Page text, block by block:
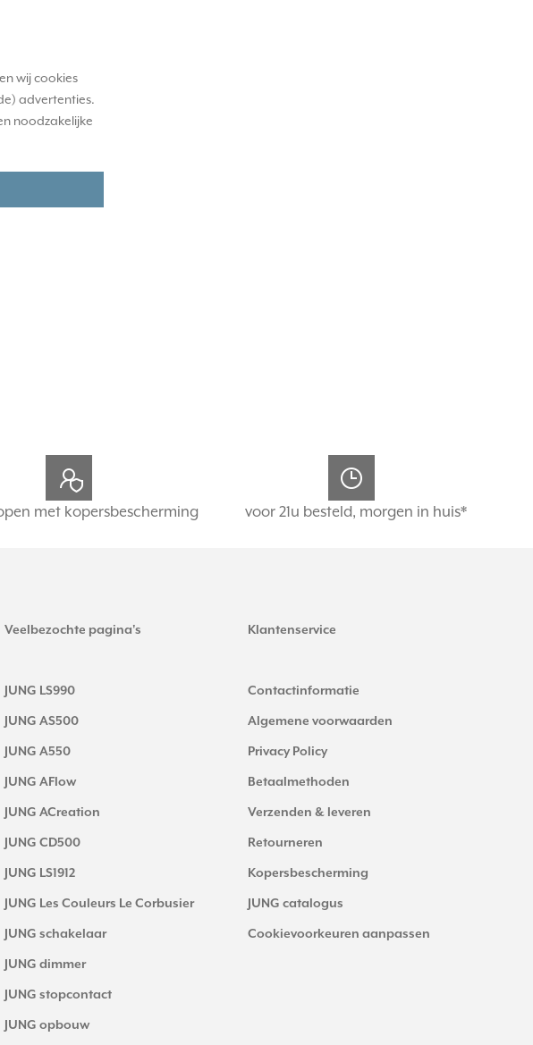
wij cookies
advertenties.
noodzakelijke
met kopersbescherming voor 21u besteld, morgen in huis*
Veelbezochte pagina's
JUNG LS990
JUNG AS500
JUNG A550
JUNG AFlow
JUNG ACreation
JUNG CD500
JUNG LS1912
JUNG Les Couleurs Le Corbusier
JUNG schakelaar
JUNG dimmer
JUNG stopcontact
JUNG opbouw
Klantenservice
Contactinformatie
Algemene voorwaarden
Privacy Policy
Betaalmethoden
Verzenden & leveren
Retourneren
Kopersbescherming
JUNG catalogus
Cookievoorkeuren aanpassen